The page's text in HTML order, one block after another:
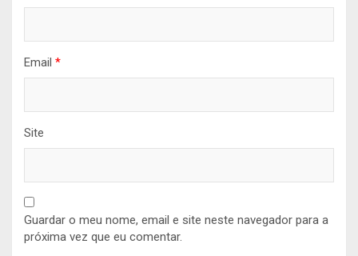
Email *
Site
Guardar o meu nome, email e site neste navegador para a
próxima vez que eu comentar.